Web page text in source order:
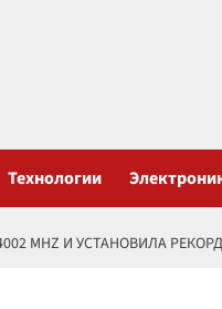
Технологии
MHZ И УСТАНОВИЛА